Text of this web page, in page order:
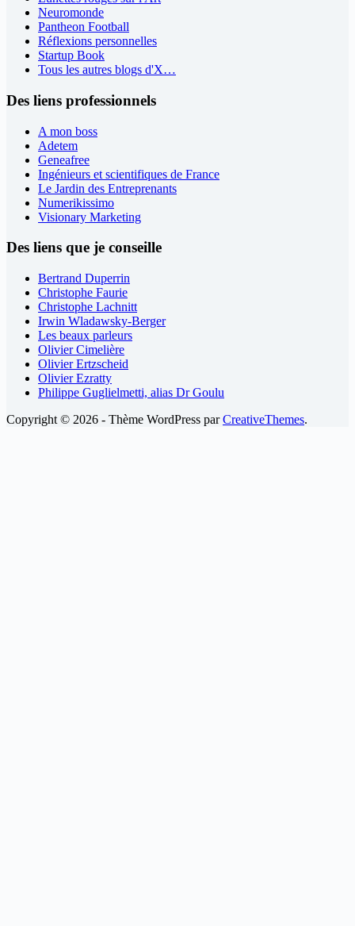
Neuromonde
Pantheon Football
Réflexions personnelles
Startup Book
Tous les autres blogs d'X…
Des liens professionnels
A mon boss
Adetem
Geneafree
Ingénieurs et scientifiques de France
Le Jardin des Entreprenants
Numerikissimo
Visionary Marketing
Des liens que je conseille
Bertrand Duperrin
Christophe Faurie
Christophe Lachnitt
Irwin Wladawsky-Berger
Les beaux parleurs
Olivier Cimelière
Olivier Ertzscheid
Olivier Ezratty
Philippe Guglielmetti, alias Dr Goulu
Copyright © 2026 - Thème WordPress parCreativeThemes.